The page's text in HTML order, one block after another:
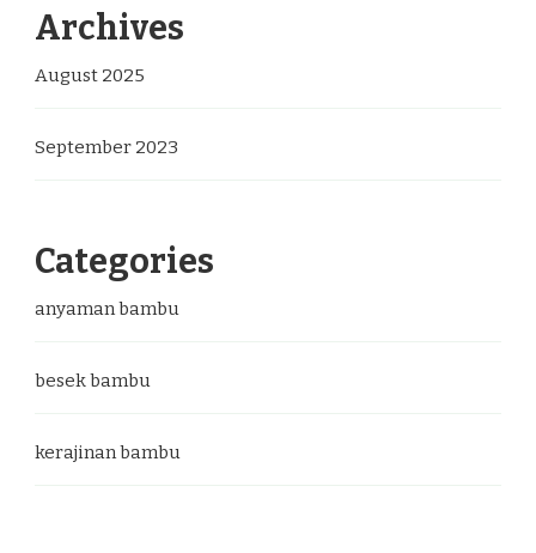
Archives
August 2025
September 2023
Categories
anyaman bambu
besek bambu
kerajinan bambu